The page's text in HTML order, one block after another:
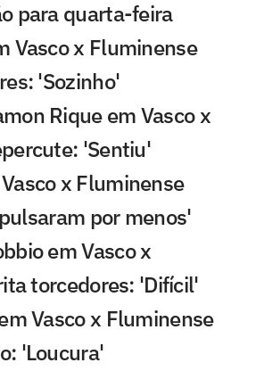
para quarta-feira
Vasco x Fluminense
'Sozinho'
Rique em Vasco x
'Sentiu'
x Fluminense
por menos'
em Vasco x
torcedores: 'Difícil'
Vasco x Fluminense
'Loucura'